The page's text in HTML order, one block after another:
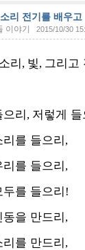
리 전기를 배우고
이야기 2015/10/30
소리 , 빛, 그리고
리 , 저렇게 들
를 들으리 ,
를 들으리 ,
를 들으리 !
을 만드리 ,
를 만드리 ,